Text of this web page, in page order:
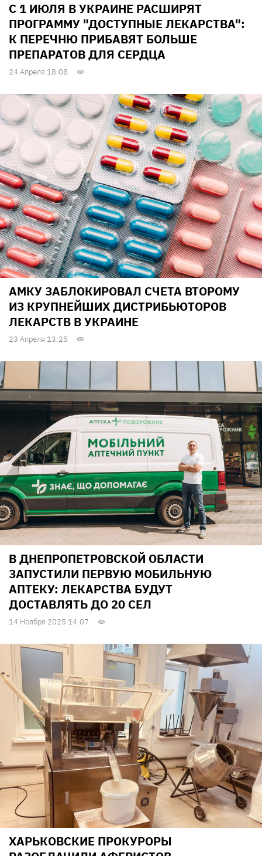
С 1 ИЮЛЯ В УКРАИНЕ РАСШИРЯТ
ПРОГРАММУ "ДОСТУПНЫЕ ЛЕКАРСТВА":
К ПЕРЕЧНЮ ПРИБАВЯТ БОЛЬШЕ
ПРЕПАРАТОВ ДЛЯ СЕРДЦА
24 Апреля 18:08
АМКУ ЗАБЛОКИРОВАЛ СЧЕТА ВТОРОМУ
ИЗ КРУПНЕЙШИХ ДИСТРИБЬЮТОРОВ
ЛЕКАРСТВ В УКРАИНЕ
23 Апреля 13:25
В ДНЕПРОПЕТРОВСКОЙ ОБЛАСТИ
ЗАПУСТИЛИ ПЕРВУЮ МОБИЛЬНУЮ
АПТЕКУ: ЛЕКАРСТВА БУДУТ
ДОСТАВЛЯТЬ ДО 20 СЕЛ
14 Ноября 2025 14:07
ХАРЬКОВСКИЕ ПРОКУРОРЫ